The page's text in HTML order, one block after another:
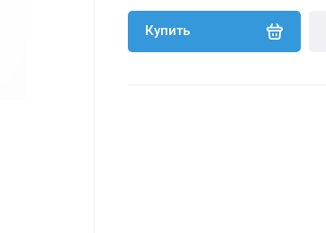
Купить